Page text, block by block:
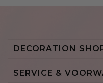
DECORATION
SERVICE &